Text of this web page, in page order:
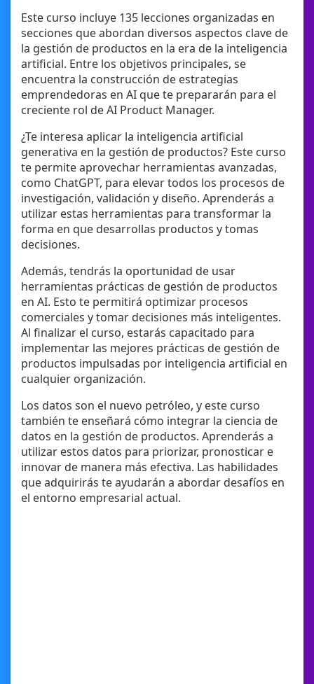
Este curso incluye 135 lecciones organizadas en
secciones que abordan diversos aspectos clave de
la gestión de productos en la era de la inteligencia
artificial. Entre los objetivos principales, se
encuentra la construcción de estrategias
emprendedoras en AI que te prepararán para el
creciente rol de AI Product Manager.
¿Te interesa aplicar la inteligencia artificial
generativa en la gestión de productos? Este curso
te permite aprovechar herramientas avanzadas,
como ChatGPT, para elevar todos los procesos de
investigación, validación y diseño. Aprenderás a
utilizar estas herramientas para transformar la
forma en que desarrollas productos y tomas
decisiones.
Además, tendrás la oportunidad de usar
herramientas prácticas de gestión de productos
en AI. Esto te permitirá optimizar procesos
comerciales y tomar decisiones más inteligentes.
Al finalizar el curso, estarás capacitado para
implementar las mejores prácticas de gestión de
productos impulsadas por inteligencia artificial en
cualquier organización.
Los datos son el nuevo petróleo, y este curso
también te enseñará cómo integrar la ciencia de
datos en la gestión de productos. Aprenderás a
utilizar estos datos para priorizar, pronosticar e
innovar de manera más efectiva. Las habilidades
que adquirirás te ayudarán a abordar desafíos en
el entorno empresarial actual.